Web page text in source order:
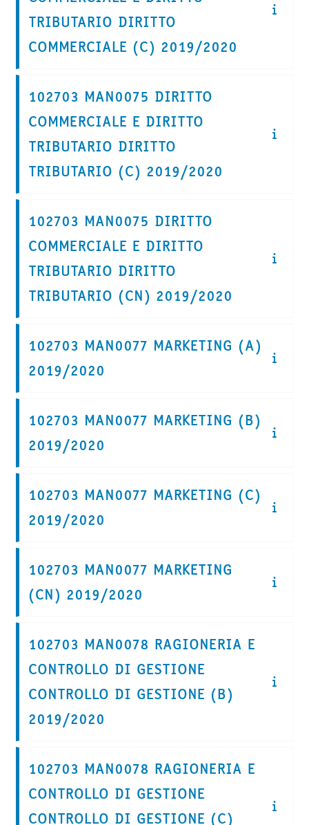
TRIBUTARIO DIRITTO
COMMERCIALE (C) 2019/2020
102703 MAN0075 DIRITTO
COMMERCIALE E DIRITTO
TRIBUTARIO DIRITTO
TRIBUTARIO (C) 2019/2020
102703 MAN0075 DIRITTO
COMMERCIALE E DIRITTO
TRIBUTARIO DIRITTO
TRIBUTARIO (CN) 2019/2020
102703 MAN0077 MARKETING (A)
2019/2020
102703 MAN0077 MARKETING (B)
2019/2020
102703 MAN0077 MARKETING (C)
2019/2020
102703 MAN0077 MARKETING
(CN) 2019/2020
102703 MAN0078 RAGIONERIA E
CONTROLLO DI GESTIONE
CONTROLLO DI GESTIONE (B)
2019/2020
102703 MAN0078 RAGIONERIA E
CONTROLLO DI GESTIONE
CONTROLLO DI GESTIONE (C)